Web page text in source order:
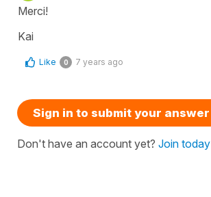
Merci!
Kai
Like 0 7 years ago
Sign in to submit your answer
Don't have an account yet? Join today